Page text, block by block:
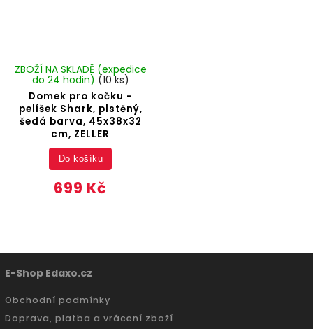
Domek pro kočku -
pelíšek Shark, plstěný,
šedá barva, 45x38x32
cm, ZELLER
ZBOŽÍ NA SKLADĚ (expedice
do 24 hodin) (10 ks)
699 Kč
Do košíku
E-Shop Edaxo.cz
Obchodní podmínky
Doprava, platba a vrácení zboží